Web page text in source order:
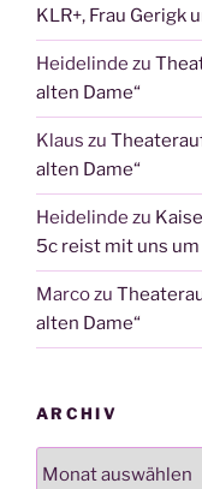
KLR+, Frau Gerigk
Heidelinde zu
alten Dame“
Klaus zu
alten Dame“
Heidelinde zu
5c reist mit uns
Marcozu
alten Dame“
ARCHIV